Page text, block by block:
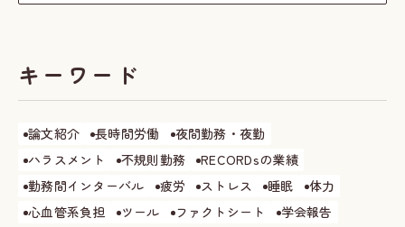
キーワード
論文紹介 長時間労働
夜間勤務・夜勤
ハラスメント
不規則勤務
RECORDsの業績
勤務間インターバル
疲労 ストレス 睡眠
体力
心血管系負担
ツール ファクトシート
学会報告